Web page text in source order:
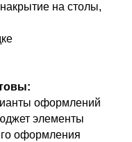
на столы,
оформлений
элементы
оформления